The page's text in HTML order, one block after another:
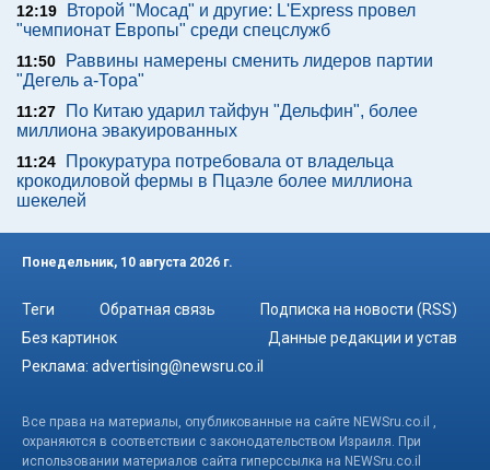
12:19
Второй "Мосад" и другие: L'Express провел
"чемпионат Европы" среди спецслужб
11:50
Раввины намерены сменить лидеров партии
"Дегель а-Тора"
11:27
По Китаю ударил тайфун "Дельфин", более
миллиона эвакуированных
11:24
Прокуратура потребовала от владельца
крокодиловой фермы в Пцаэле более миллиона
шекелей
Понедельник, 10 августа 2026 г.
Теги Обратная связь
Подписка на новости (RSS)
Без картинок
Данные редакции и устав
Реклама: advertising@newsru.co.il
Все права на материалы, опубликованные на сайте NEWSru.co.il ,
охраняются в соответствии с законодательством Израиля. При
использовании материалов сайта гиперссылка на NEWSru.co.il